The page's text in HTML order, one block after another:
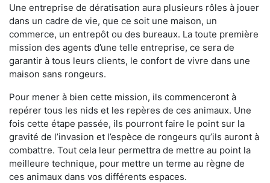
Une entreprise de dératisation aura plusieurs rôles à jouer
dans un cadre de vie, que ce soit une maison, un
commerce, un entrepôt ou des bureaux. La toute première
mission des agents d’une telle entreprise, ce sera de
garantir à tous leurs clients, le confort de vivre dans une
maison sans rongeurs.
Pour mener à bien cette mission, ils commenceront à
repérer tous les nids et les repères de ces animaux. Une
fois cette étape passée, ils pourront faire le point sur la
gravité de l’invasion et l’espèce de rongeurs qu’ils auront à
combattre. Tout cela leur permettra de mettre au point la
meilleure technique, pour mettre un terme au règne de
ces animaux dans vos différents espaces.